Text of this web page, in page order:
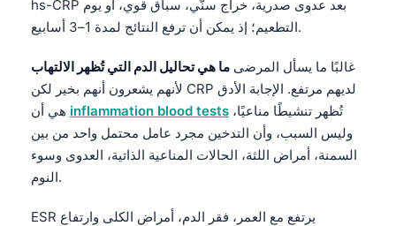
hs-CRP بعد عدوى صدرية، خراج سنّي، سباق قوي، أو يوم
التطعيم؛ إذ يمكن أن ترفع النتائج لمدة 1–3 أسابيع.
غالبًا ما يسأل المرضى ما هي تحاليل الدم التي تُظهر الالتهاب
لأنهم يشعرون أنهم بخير لكن CRP لديهم مرتفع. الإجابة الأدق
inflammation blood tests
وليس السبب، وأن التدخين مجرد عامل محتمل واحد من بين
السمنة، أمراض اللثة، الحالات المناعية الذاتية، العدوى وسوء
النوم.
ESR يرتفع مع العمر، فقر الدم، أمراض الكلى وارتفاع